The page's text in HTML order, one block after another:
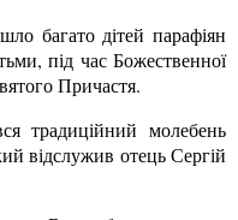
багато дітей парафіян
під час Божественної
Причастя.
традиційний молебень
відслужив отець Сергій